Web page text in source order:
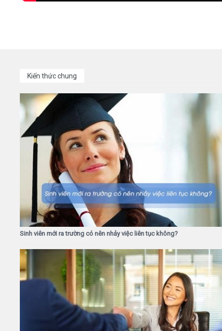
Kiến thức chung
Sinh viên mới ra trường có nên nhảy việc liên tục không?